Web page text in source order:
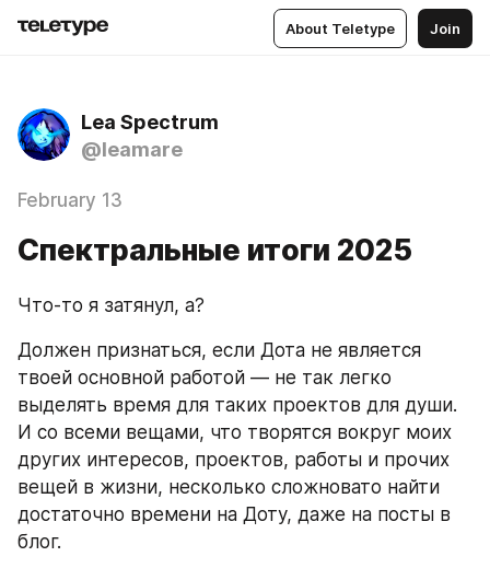
About Teletype Join
Lea Spectrum
@leamare
February 13
Спектральные итоги 2025
Что-то я затянул, а?
Должен признаться, если Дота не является
твоей основной работой — не так легко
выделять время для таких проектов для души.
И со всеми вещами, что творятся вокруг моих
других интересов, проектов, работы и прочих
вещей в жизни, несколько сложновато найти
достаточно времени на Доту, даже на посты в
блог.